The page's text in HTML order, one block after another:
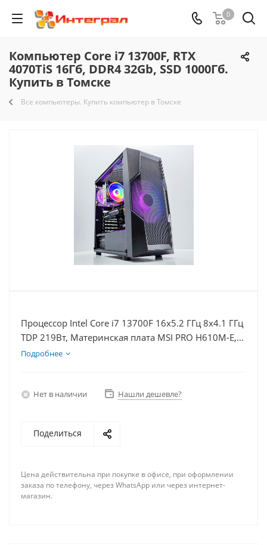
0
Компьютер Core i7 13700F, RTX
4070TiS 16Гб, DDR4 32Gb, SSD 1000Гб.
Купить в Томске
Все компьютеры. Купить компьютер в Томске
Процессор Intel Core i7 13700F 16x5.2 ГГц 8x4.1 ГГц
TDP 219Вт, Материнская плата MSI PRO H610M-E,
Видеокарта RTX 4070TiS 16Гб, Память DDR4 32Gb,
Подробнее
Нет в наличии Нашли дешевле?
Поделиться
Цена действительна при покупке в офисе, при оформлении
заказа по телефону, через WhatsApp или через интернет-
магазин.